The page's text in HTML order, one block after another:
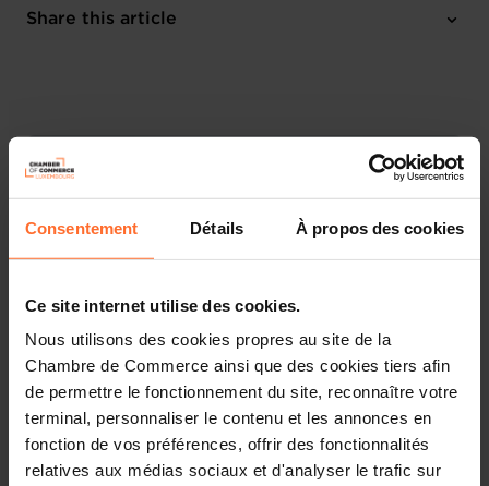
Consentement Détails À propos des cookies
Ce site internet utilise des cookies.
Nous utilisons des cookies propres au site de la
Chambre de Commerce ainsi que des cookies tiers afin
de permettre le fonctionnement du site, reconnaître votre
terminal, personnaliser le contenu et les annonces en
fonction de vos préférences, offrir des fonctionnalités
relatives aux médias sociaux et d'analyser le trafic sur
Online Workshop
Register here
Share this article
Découvrez les aides étatiques pour vos projets
d’entreprise !